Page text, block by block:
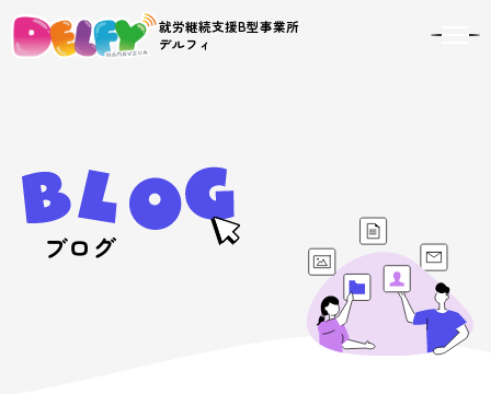
就労継続支援B型事業所
デルフィ
ブログ